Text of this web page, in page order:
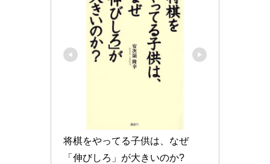
将棋をやってる子供は、なぜ
「伸びしろ」が大きいのか?